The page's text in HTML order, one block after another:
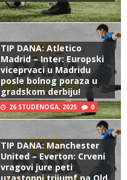
TIP DANA: Atletico
Madrid – Inter: Europski
viceprvaci u Madridu
posle bolnog poraza u
gradskom derbiju!
26 STUDENOGA, 2025 0
TIP DANA: Manchester
United – Everton: Crveni
vragovi jure peti